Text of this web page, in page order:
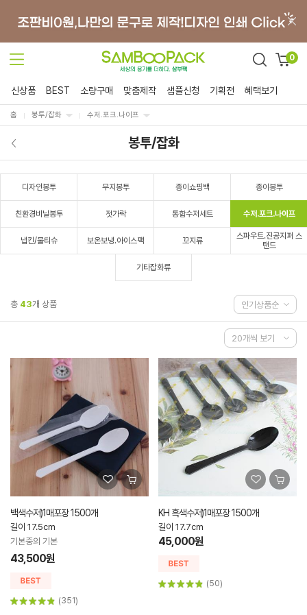
0
신상품 BEST 소량구매 맞춤제작 샘플신청 기획전 혜택보기
홈 봉투/잡화 수저.포크.나이프
봉투/잡화
디자인봉투 무지봉투 종이쇼핑백 종이봉투
친환경비닐봉투 젓가락 통합수저세트 수저.포크.나이프
냅킨/물티슈 보온보냉.아이스팩 꼬지류
스파우트.진공지퍼 스
탠드
기타잡화류
총 43개 상품
백색수저)1매포장 1500개
길이 17.5cm
기본중의 기본
43,500원
(351)
KH 흑색수저)1매포장 1500개
길이 17.7cm
45,000원
(50)